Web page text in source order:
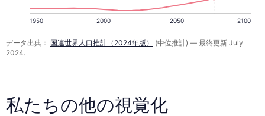
1950 2000 2050 2100
データ出典： 国連世界人口推計（2024年版）
(中位推計) — 最終更新 July
2024.
私たちの他の視覚化